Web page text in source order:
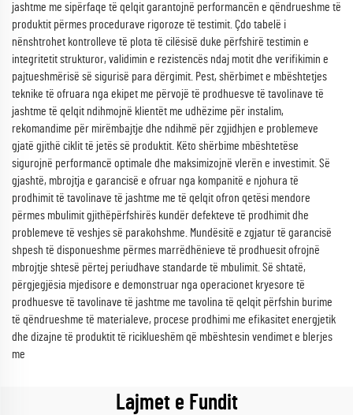
jashtme me sipërfaqe të qelqit garantojnë performancën e qëndrueshme të
produktit përmes procedurave rigoroze të testimit. Çdo tabelë i
nënshtrohet kontrolleve të plota të cilësisë duke përfshirë testimin e
integritetit strukturor, validimin e rezistencës ndaj motit dhe verifikimin e
pajtueshmërisë së sigurisë para dërgimit. Pest, shërbimet e mbështetjes
teknike të ofruara nga ekipet me përvojë të prodhuesve të tavolinave të
jashtme të qelqit ndihmojnë klientët me udhëzime për instalim,
rekomandime për mirëmbajtje dhe ndihmë për zgjidhjen e problemeve
gjatë gjithë ciklit të jetës së produktit. Këto shërbime mbështetëse
sigurojnë performancë optimale dhe maksimizojnë vlerën e investimit. Së
gjashtë, mbrojtja e garancisë e ofruar nga kompanitë e njohura të
prodhimit të tavolinave të jashtme me të qelqit ofron qetësi mendore
përmes mbulimit gjithëpërfshirës kundër defekteve të prodhimit dhe
problemeve të veshjes së parakohshme. Mundësitë e zgjatur të garancisë
shpesh të disponueshme përmes marrëdhënieve të prodhuesit ofrojnë
mbrojtje shtesë përtej periudhave standarde të mbulimit. Së shtatë,
përgjegjësia mjedisore e demonstruar nga operacionet kryesore të
prodhuesve të tavolinave të jashtme me tavolina të qelqit përfshin burime
të qëndrueshme të materialeve, procese prodhimi me efikasitet energjetik
dhe dizajne të produktit të riciklueshëm që mbështesin vendimet e blerjes
me
Lajmet e Fundit